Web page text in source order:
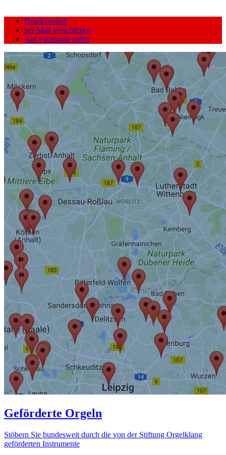
Druckversion
per Mail verschicken
Auf Facebook teilen
Geförderte Orgeln
Stöbern Sie bundesweit durch die von der Stiftung Orgelklang
geförderten Instrumente